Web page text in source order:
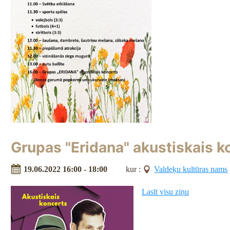
Grupas "Eridana" akustiskais
19.06.2022 16:00 - 18:00 kur : Valdeķu kultūras nams
Lasīt visu ziņu